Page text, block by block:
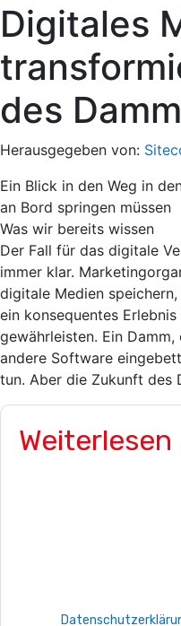
Digitales
des
Herausgegeben von:
Ein Blick in den Weg in
an Bord springen müssen
Was wir bereits wissen
Der Fall für das digitale
immer klar.
digitale Medien
ein konsequentes
gewährleisten. Ein
andere Software
tun. Aber die Zukunft des
Weiterlesen